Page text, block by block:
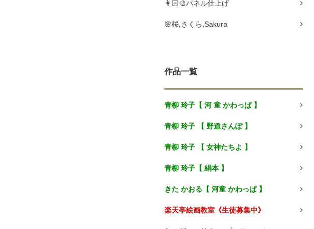
👩🏻🎨パネル仕上げ
🌸桜,さくら,Sakura
作品一覧
青柳 玲子【 河 童 かわっぱ 】
青柳 玲子 【 野道さんぽ 】
青柳 玲子 【 女神たちよ 】
青柳 玲子【 絹本 】
きた かおる【 河童 かわっぱ 】
楽天亭絵画教室《生徒募集中》